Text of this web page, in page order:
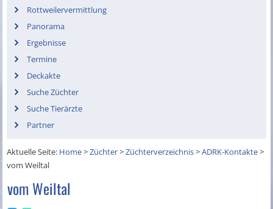
Rottweilervermittlung
Panorama
Ergebnisse
Termine
Deckakte
Suche Züchter
Suche Tierärzte
Partner
Aktuelle Seite: Home>Züchter>Züchterverzeichnis>ADRK-Kontakte>
vom Weiltal
vom Weiltal